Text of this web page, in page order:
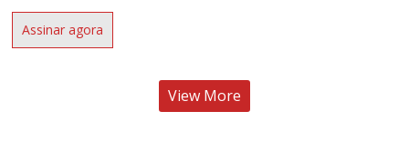
Assinar agora
View More